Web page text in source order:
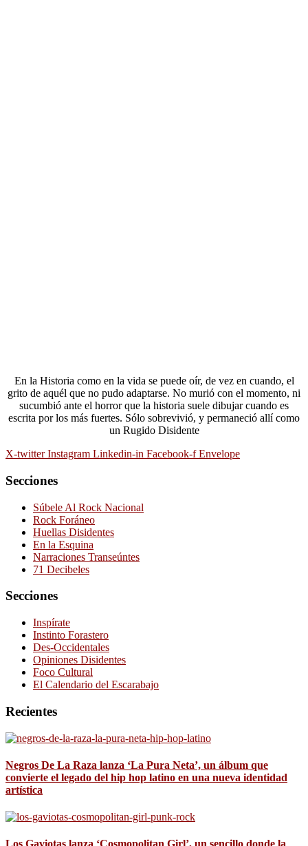
En la Historia como en la vida se puede oír, de vez en cuando, el
grito de aquél que no pudo adaptarse. No murió con el momento, ni
sucumbió ante el horror que la historia suele dibujar cuando es
escrita por los más fuertes. Sólo sobrevivió, y permaneció allí como
un Rugido Disidente
X-twitter Instagram Linkedin-in Facebook-f Envelope
Secciones
Súbele Al Rock Nacional
Rock Foráneo
Huellas Disidentes
En la Esquina
Narraciones Transeúntes
71 Decibeles
Secciones
Inspírate
Instinto Forastero
Des-Occidentales
Opiniones Disidentes
Foco Cultural
El Calendario del Escarabajo
Recientes
Negros De La Raza lanza ‘La Pura Neta’, un álbum que
convierte el legado del hip hop latino en una nueva identidad
artística